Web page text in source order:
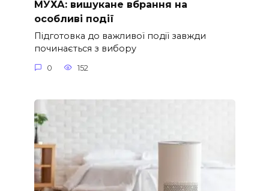
МУХА: вишукане вбрання на
особливі події
Підготовка до важливої події завжди
починається з вибору
0 152